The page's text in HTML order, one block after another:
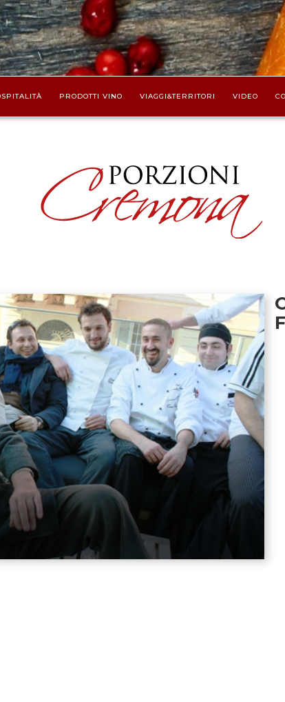
PRODOTTI VINO VIAGGI&TERRITORI VIDEO
i protagonisti